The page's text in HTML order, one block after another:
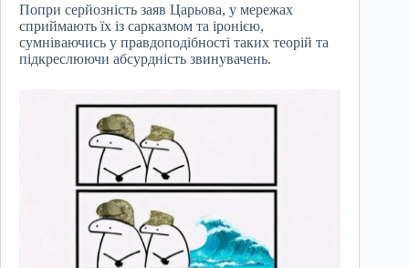
Попри серйозність заяв Царьова, у мережах
сприймають їх із сарказмом та іронією,
сумніваючись у правдоподібності таких теорій та
підкреслюючи абсурдність звинувачень.